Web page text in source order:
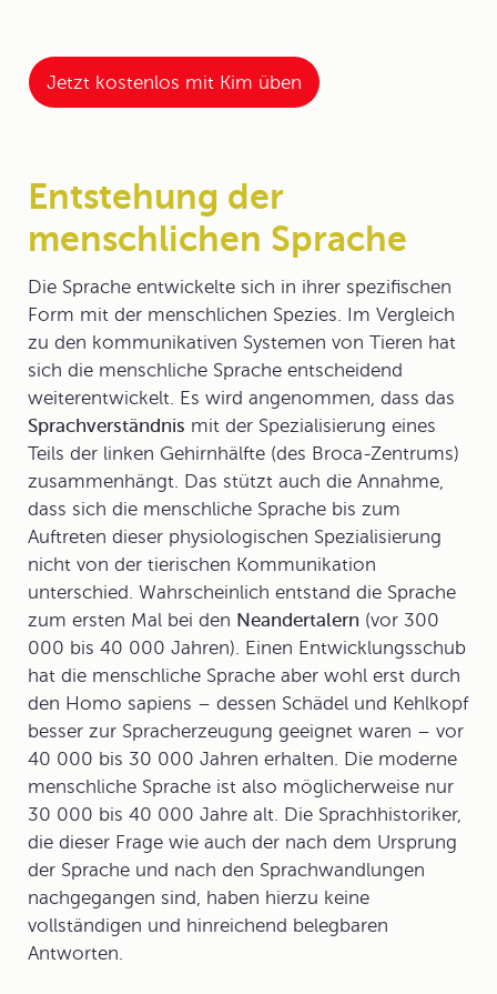
Jetzt kostenlos mit Kim üben
Entstehung der
menschlichen Sprache
Die Sprache entwickelte sich in ihrer spezifischen
Form mit der menschlichen Spezies. Im Vergleich
zu den kommunikativen Systemen von Tieren hat
sich die menschliche Sprache entscheidend
weiterentwickelt. Es wird angenommen, dass das
Sprachverständnis mit der Spezialisierung eines
Teils der linken Gehirnhälfte (des Broca-Zentrums)
zusammenhängt. Das stützt auch die Annahme,
dass sich die menschliche Sprache bis zum
Auftreten dieser physiologischen Spezialisierung
nicht von der tierischen Kommunikation
unterschied. Wahrscheinlich entstand die Sprache
zum ersten Mal bei den Neandertalern (vor 300
000 bis 40 000 Jahren). Einen Entwicklungsschub
hat die menschliche Sprache aber wohl erst durch
den Homo sapiens – dessen Schädel und Kehlkopf
besser zur Spracherzeugung geeignet waren – vor
40 000 bis 30 000 Jahren erhalten. Die moderne
menschliche Sprache ist also möglicherweise nur
30 000 bis 40 000 Jahre alt. Die Sprachhistoriker,
die dieser Frage wie auch der nach dem Ursprung
der Sprache und nach den Sprachwandlungen
nachgegangen sind, haben hierzu keine
vollständigen und hinreichend belegbaren
Antworten.